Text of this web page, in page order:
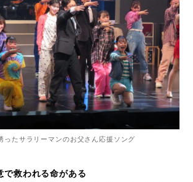
ったサラリーマンのお父さん応援ソング
で救われる命がある